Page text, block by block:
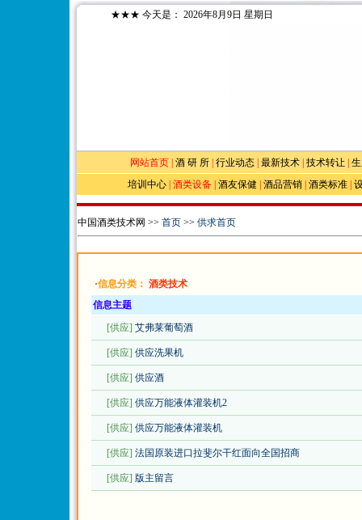
★★★ 今天是： 2026年8月9日 星期日
网站首页 酒 研 所 行业动态 最新技术 技术转让
培训中心 酒类设备 酒友保健 酒品营销 酒类标准
中国酒类技术网 >> 首页 >> 供求首页
·信息分类： 酒类技术
信息主题
[供应] 艾弗莱葡萄酒
[供应] 供应洗果机
[供应] 供应酒
[供应] 供应万能液体灌装机2
[供应] 供应万能液体灌装机
[供应] 法国原装进口拉斐尔干红面向全国招商
[供应] 版主留言